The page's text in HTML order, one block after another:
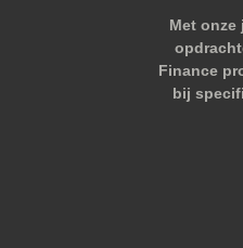
Met
Finance
bij